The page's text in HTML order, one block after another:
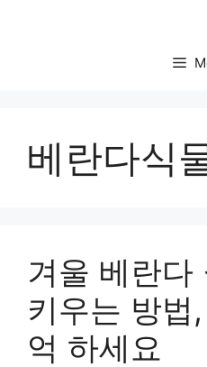
베란다식
겨울 베란다
키우는 방법
억 하세요